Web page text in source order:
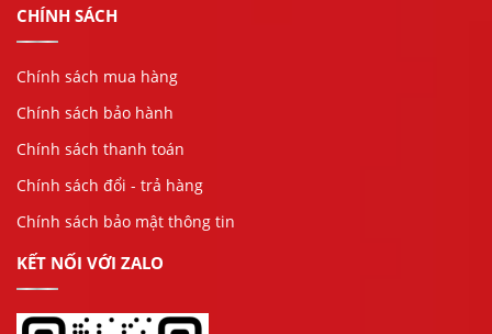
CHÍNH SÁCH
Chính sách mua hàng
Chính sách bảo hành
Chính sách thanh toán
Chính sách đổi - trả hàng
Chính sách bảo mật thông tin
KẾT NỐI VỚI ZALO